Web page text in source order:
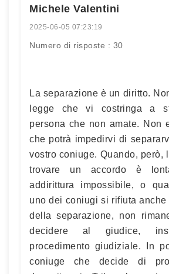
Michele Valentini
2025-06-05 07:23:19
Numero di risposte : 30
La separazione è un diritto.
legge che vi costringa a
persona che non amate. Non
che potrà impedirvi di
vostro coniuge. Quando, però,
trovare un accordo è
addirittura impossibile, o
uno dei coniugi si rifiuta
della separazione, non
decidere al giudice,
procedimento giudiziale. In
coniuge che decide di